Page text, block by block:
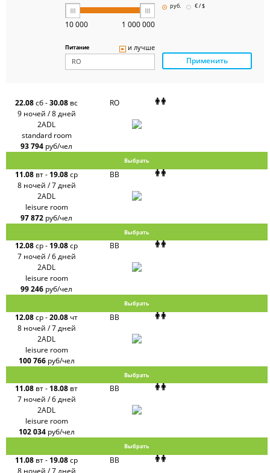
Alean
Sunmar
PlanTravel
FUN&SUN
ex TUI
Крымская
Волна
Russian
Интурист
Travelata
10 000 1 000 000
руб.
€ / $
Питание и лучше
Применить
22.08сб-30.08 вс
9 ночей / 8 дней
RO
2ADL
standard room
93 794 руб/чел
Выбрать
11.08 вт- 19.08ср
8 ночей / 7 дней
BB
2ADL
leisure room
97 872 руб/чел
Выбрать
12.08ср- 19.08ср
7 ночей / 6 дней
BB
2ADL
leisure room
99 246 руб/чел
Выбрать
12.08ср-20.08 чт
8 ночей / 7 дней
BB
2ADL
leisure room
100 766 руб/чел
Выбрать
11.08 вт- 18.08 вт
7 ночей / 6 дней
BB
2ADL
leisure room
102 034 руб/чел
Выбрать
11.08 вт- 19.08ср
8 ночей / 7 дней
BB